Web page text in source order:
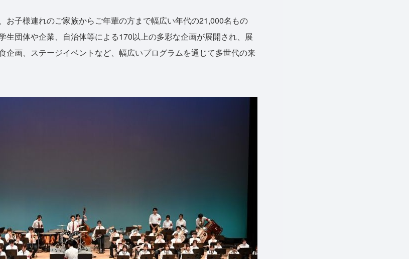
お子様連れのご家族からご年輩の方まで幅広い年代の21,000名もの
生団体や企業、自治体等による170以上の多彩な企画が展開され、展
企画、ステージイベントなど、幅広いプログラムを通じて多世代の来